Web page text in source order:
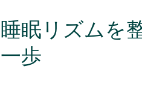
睡眠リズムを
一歩